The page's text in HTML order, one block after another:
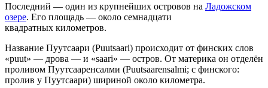
Последний — один из крупнейших островов на Ладожском
озере. Его площадь — около семнадцати
квадратных километров.
Название Пуутсаари (Puutsaari) происходит от финских слов
«puut» — дрова — и «saari» — остров. От материка он отделён
проливом Пуутсааренсалми (Puutsaarensalmi; с финского:
пролив у Пуутсаари) шириной около километра.